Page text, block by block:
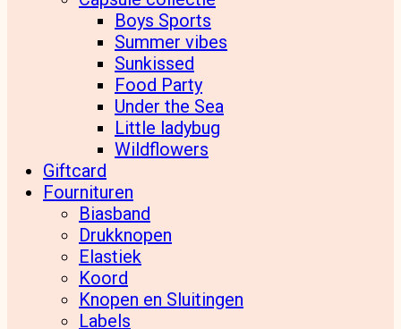
Boys Sports
Summer vibes
Sunkissed
Food Party
Under the Sea
Little ladybug
Wildflowers
Giftcard
Fournituren
Biasband
Drukknopen
Elastiek
Koord
Knopen en Sluitingen
Labels